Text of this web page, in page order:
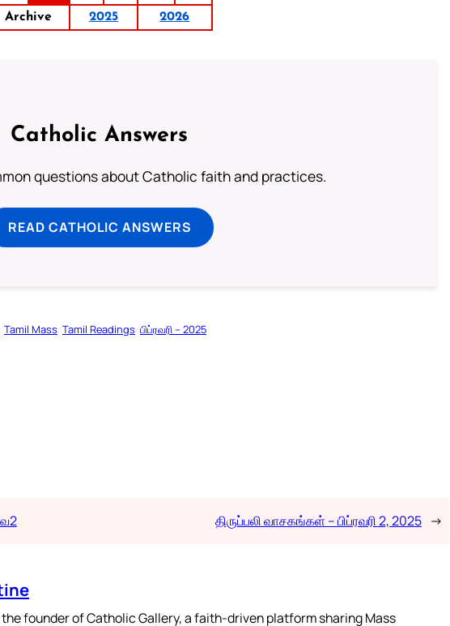
Archive
2025 2026
Catholic Answers
questions about Catholic faith and practices.
READ CATHOLIC ANSWERS
Tamil Mass Tamil Readings பிப்ரவரி – 2025
திருப்பலி வாசகங்கள் – பிப்ரவரி 2, 2025 →
founder of Catholic Gallery, a faith-driven platform sharing Mass